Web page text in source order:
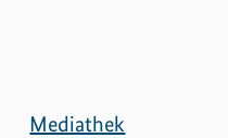
Mediathek